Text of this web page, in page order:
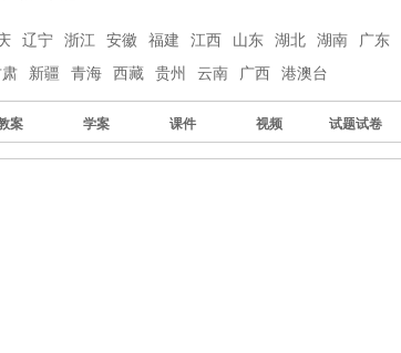
辽宁 浙江 安徽 福建 江西 山东 湖北 湖南 广东
新疆 青海 西藏 贵州 云南 广西 港澳台
案 学案 课件 视频 试题试卷